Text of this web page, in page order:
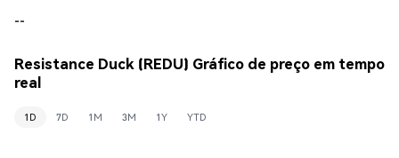
--
Resistance Duck (REDU) Gráfico de preço em tempo
real
1D 7D 1M 3M 1Y YTD